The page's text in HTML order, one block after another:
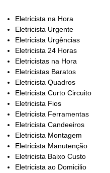
Eletricista na Hora
Eletricista Urgente
Eletricista Urgências
Eletricista 24 Horas
Eletricistas na Hora
Eletricistas Baratos
Eletricista Quadros
Eletricista Curto Circuito
Eletricista Fios
Eletricista Ferramentas
Eletricista Candeeiros
Eletricista Montagem
Eletricista Manutenção
Eletricista Baixo Custo
Eletricista ao Domicilio